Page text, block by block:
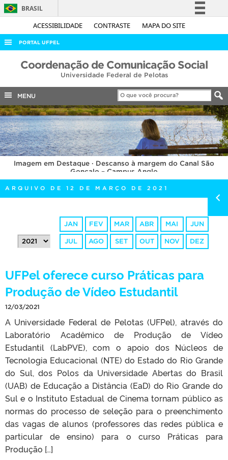
ACESSIBILIDADE CONTRASTE MAPA DO SITE
BRASIL
Simplifique!
Acesso à informação
Legislação
Canais
PORTAL UFPEL
ACESSO À INFORMAÇÃO
COBALTO
CONCURSOS
EDITAIS
INTERNACIONAL
OUVIDORIA
PORTARIAS
TELEFONES
Coordenação de Comunicação Social
Universidade Federal de Pelotas
MENU
Imagem em Destaque · Descanso à margem do Canal São
Gonçalo – Campus Anglo
ARQUIVO DE 12 DE MARÇO DE 2021
JAN FEV MAR ABR MAI JUN
JUL AGO SET OUT NOV DEZ
UFPel oferece curso Práticas para
Produção de Vídeo Estudantil
12/03/2021
A Universidade Federal de Pelotas (UFPel), através do
Laboratório Acadêmico de Produção de Vídeo
Estudantil (LabPVE), com o apoio dos Núcleos de
Tecnologia Educacional (NTE) do Estado do Rio Grande
do Sul, dos Polos da Universidade Abertas do Brasil
(UAB) de Educação a Distância (EaD) do Rio Grande do
Sul e o Instituto Estadual de Cinema tornam público as
normas do processo de seleção para o preenchimento
das vagas de alunos (professores das redes pública e
particular de ensino) para o curso Práticas para
Produção […]